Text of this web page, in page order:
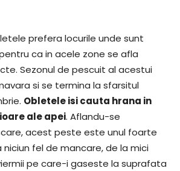
prefera locurile unde sunt
ca in acele zone se afla
Sezonul de pescuit al acestui
si se termina la sfarsitul
Obletele isi cauta hrana in
ale apei. Aflandu-se
acest peste este unul foarte
niciun fel de mancare, de la mici
pe care-i gaseste la suprafata